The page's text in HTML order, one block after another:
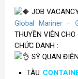
JOB
Global Mariner –
THUYỀN VIÊN
CHỨC DANH :
SỸ QUAN
TÀU